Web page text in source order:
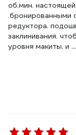
об.мин.
.бронированными
редуктора.
заклинивания.
уровня макиты. и